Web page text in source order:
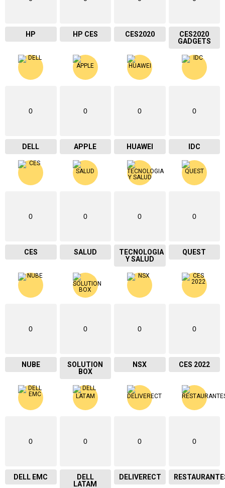
HP HP CES CES2020
CES2020
GADGETS
0
DELL
0
APPLE
0
HUAWEI
0
IDC
0
CES
0
SALUD
0
TECNOLOGIA
Y SALUD
0
QUEST
0
NUBE
0
SOLUTION
BOX
0
NSX
0
CES 2022
0
DELL EMC
0
DELL
LATAM
0
DELIVERECT
0